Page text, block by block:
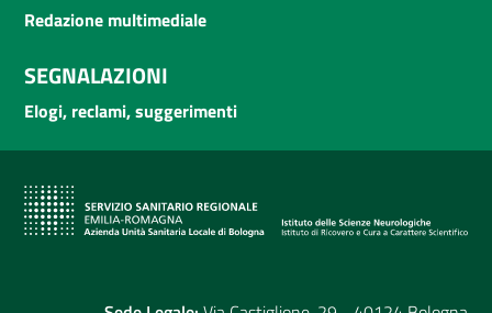
Redazione multimediale
SEGNALAZIONI
Elogi, reclami, suggerimenti